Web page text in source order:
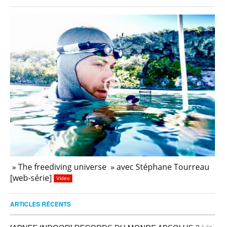
» The freediving universe » avec Stéphane Tourreau
[web-série]
Video
ARTICLES RÉCENTS